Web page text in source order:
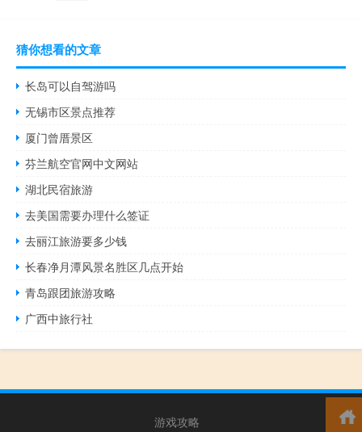
猜你想看的文章
长岛可以自驾游吗
无锡市区景点推荐
厦门曾厝景区
芬兰航空官网中文网站
湖北民宿旅游
去美国需要办理什么签证
去丽江旅游要多少钱
长春净月潭风景名胜区几点开始
青岛跟团旅游攻略
广西中旅行社
游戏攻略